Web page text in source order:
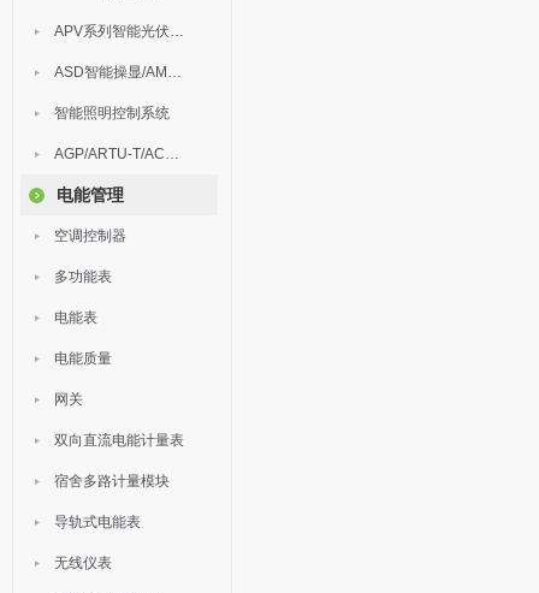
APV系列智能光伏汇流箱
ASD智能操显/AM中压保护
智能照明控制系统
AGP/ARTU-T/ACM/ADDC
电能管理
空调控制器
多功能表
电能表
电能质量
网关
双向直流电能计量表
宿舍多路计量模块
导轨式电能表
无线仪表